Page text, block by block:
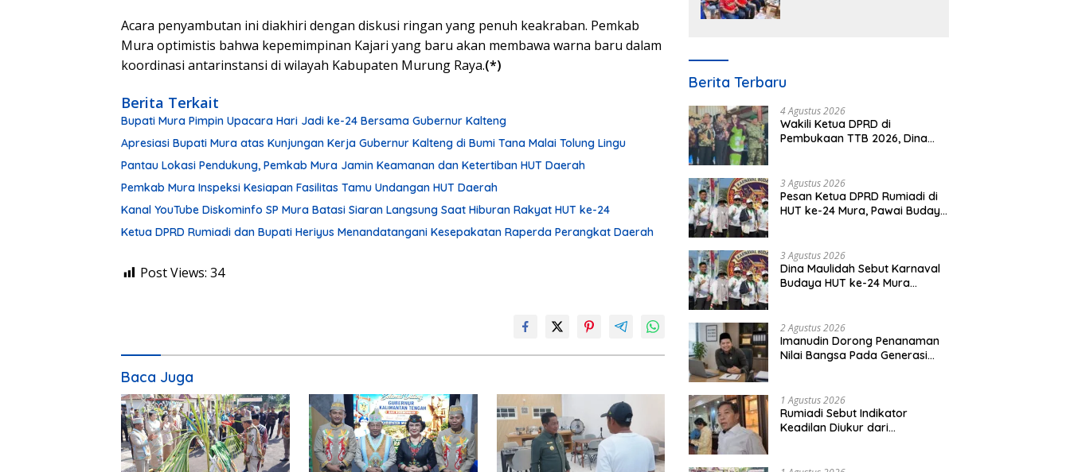
Acara penyambutan ini diakhiri dengan diskusi ringan yang penuh keakraban. Pemkab
Mura optimistis bahwa kepemimpinan Kajari yang baru akan membawa warna baru dalam
koordinasi antarinstansi di wilayah Kabupaten Murung Raya.(*)
Berita Terkait
Bupati Mura Pimpin Upacara Hari Jadi ke-24 Bersama Gubernur Kalteng
Apresiasi Bupati Mura atas Kunjungan Kerja Gubernur Kalteng di Bumi Tana Malai Tolung Lingu
Pantau Lokasi Pendukung, Pemkab Mura Jamin Keamanan dan Ketertiban HUT Daerah
Pemkab Mura Inspeksi Kesiapan Fasilitas Tamu Undangan HUT Daerah
Kanal YouTube Diskominfo SP Mura Batasi Siaran Langsung Saat Hiburan Rakyat HUT ke-24
Ketua DPRD Rumiadi dan Bupati Heriyus Menandatangani Kesepakatan Raperda Perangkat Daerah
Post Views: 34
Baca Juga
Berita Terbaru
4 Agustus 2026
Wakili Ketua DPRD di
Pembukaan TTB 2026, Dina
3 Agustus 2026
Pesan Ketua DPRD Rumiadi di
HUT ke-24 Mura, Pawai Budaya
3 Agustus 2026
Dina Maulidah Sebut Karnaval
Budaya HUT ke-24 Mura
2 Agustus 2026
Imanudin Dorong Penanaman
Nilai Bangsa Pada Generasi
1 Agustus 2026
Rumiadi Sebut Indikator
Keadilan Diukur dari